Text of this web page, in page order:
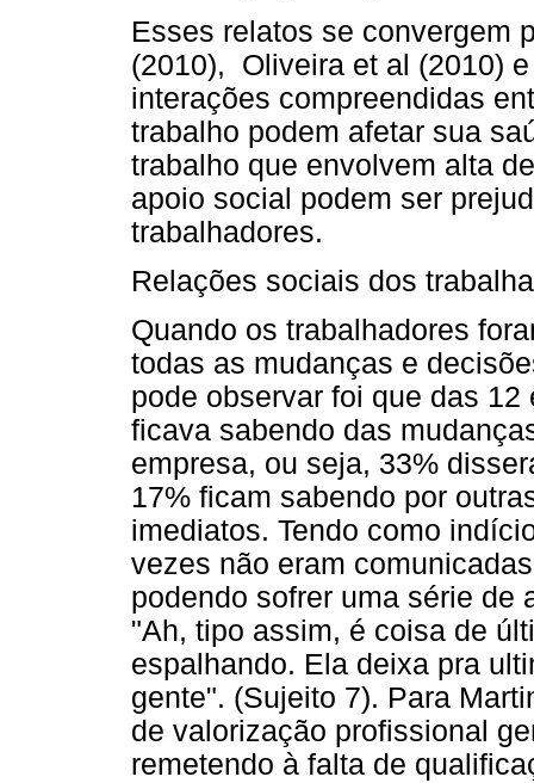
Esses relatos se convergem
(2010), Oliveira et al (2010)
interações compreendidas
trabalho podem afetar sua
trabalho que envolvem alta
apoio social podem ser
trabalhadores.
Relações sociais dos
Quando os trabalhadores
todas as mudanças e
pode observar foi que das
ficava sabendo das
empresa, ou seja, 33%
17% ficam sabendo por
imediatos. Tendo como
vezes não eram
podendo sofrer uma série de
"Ah, tipo assim, é coisa de
espalhando. Ela deixa pra
gente". (Sujeito 7). Para
de valorização profissional
remetendo à falta de